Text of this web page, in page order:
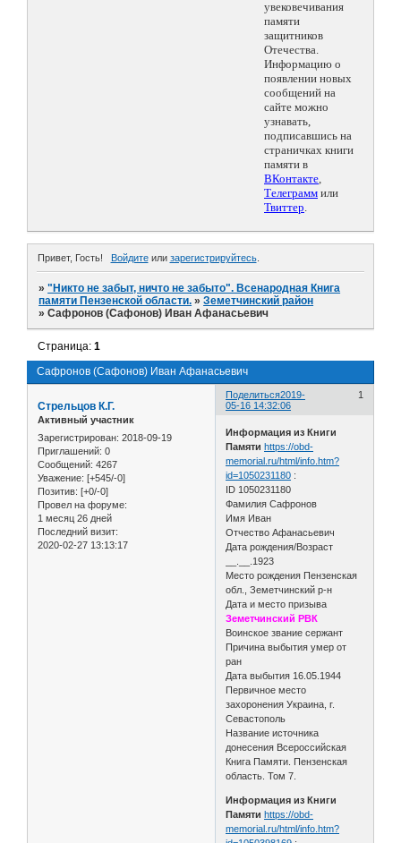
увековечивания
памяти
защитников
Отечества.
Информацию о
появлении новых
сообщений на
сайте можно
узнавать,
подписавшись на
страничках книги
памяти в
ВКонтакте,
Телеграмм или
Твиттер.
Привет, Гость! Войдитеили зарегистрируйтесь.
»"Никто не забыт, ничто не забыто". Всенародная Книга
памяти Пензенской области. »Земетчинский район
»Сафронов (Сафонов) Иван Афанасьевич
Сафронов (Сафонов) Иван Афанасьевич
Страница:1
Поделиться 1
2019-
05-16 14:32:06
Стрельцов К.Г.
Активный участник
Зарегистрирован: 2018-09-19
Приглашений: 0
Сообщений: 4267
Уважение: [+545/-0]
Позитив: [+0/-0]
Провел на форуме:
1 месяц 26 дней
Последний визит:
2020-02-27 13:13:17
Информация из Книги
Памяти https://obd-
memorial.ru/html/info.htm?
id=1050231180 :
ID 1050231180
Фамилия Сафронов
Имя Иван
Отчество Афанасьевич
Дата рождения/Возраст
__.__.1923
Место рождения Пензенская
обл., Земетчинский р-н
Дата и место призыва
Земетчинский РВК
Воинское звание сержант
Причина выбытия умер от
ран
Дата выбытия 16.05.1944
Первичное место
захоронения Украина, г.
Севастополь
Название источника
донесения Всероссийская
Книга Памяти. Пензенская
область. Том 7.
Информация из Книги
Памяти https://obd-
memorial.ru/html/info.htm?